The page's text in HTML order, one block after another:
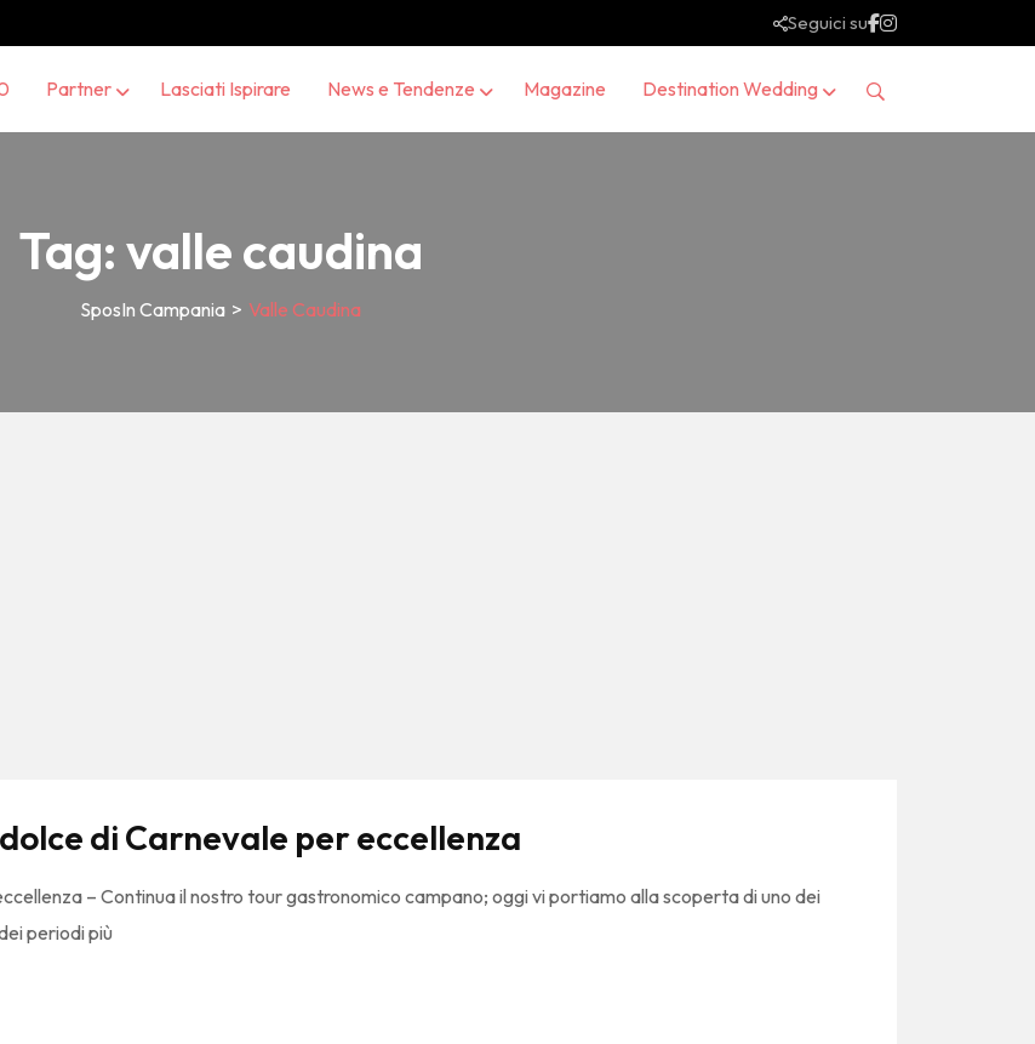
Seguici su
Partner Lasciati Ispirare News e Tendenze Magazine Destination Wedding
Tag:valle caudina
SposIn Campania > Valle Caudina
di Carnevale per eccellenza
– Continua il nostro tour gastronomico campano; oggi vi portiamo alla scoperta di uno dei
periodi più